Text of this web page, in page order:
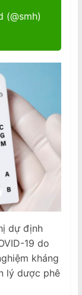
(@smh)
dự định
19 do
kháng
lý dược phê